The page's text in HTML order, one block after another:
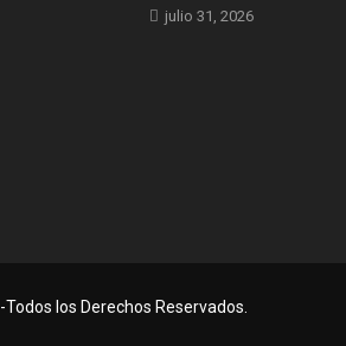
julio 31, 2026
los Derechos Reservados.